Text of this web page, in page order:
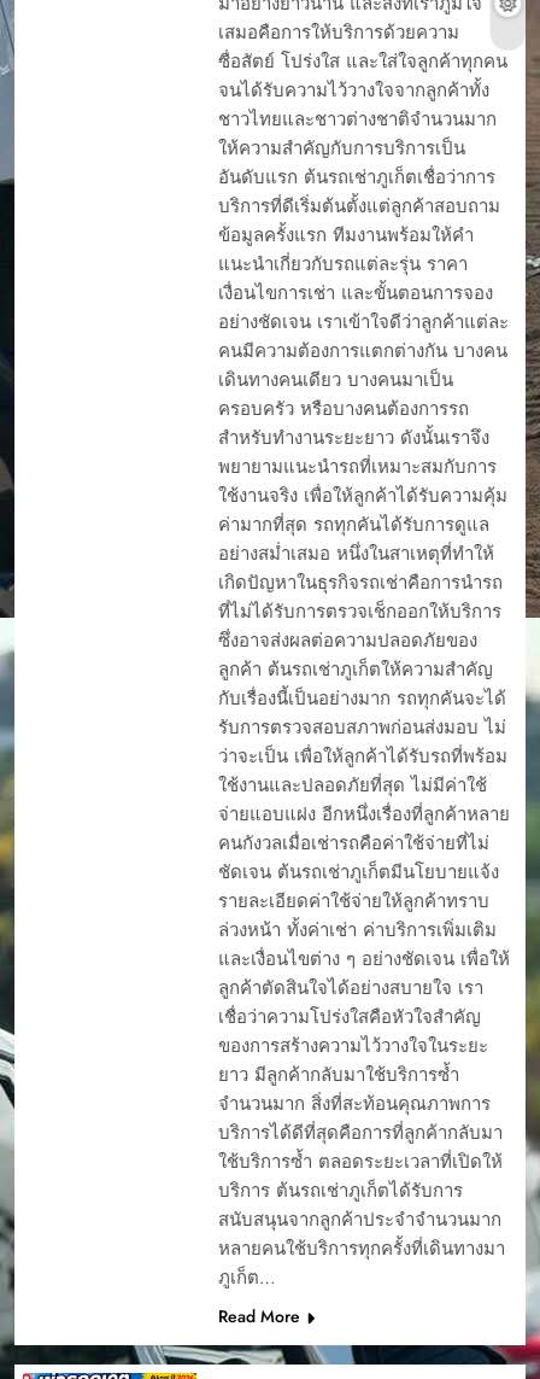
เสมอคือการให้บริการด้วยความ
ซื่อสัตย์ โปร่งใส และใส่ใจลูกค้าทุกคน
จนได้รับความไว้วางใจจากลูกค้าทั้ง
ชาวไทยและชาวต่างชาติจำนวนมาก
ให้ความสำคัญกับการบริการเป็น
อันดับแรก ต้นรถเช่าภูเก็ตเชื่อว่าการ
บริการที่ดีเริ่มต้นตั้งแต่ลูกค้าสอบถาม
ข้อมูลครั้งแรก ทีมงานพร้อมให้คำ
แนะนำเกี่ยวกับรถแต่ละรุ่น ราคา
เงื่อนไขการเช่า และขั้นตอนการจอง
อย่างชัดเจน เราเข้าใจดีว่าลูกค้าแต่ละ
คนมีความต้องการแตกต่างกัน บางคน
เดินทางคนเดียว บางคนมาเป็น
ครอบครัว หรือบางคนต้องการรถ
สำหรับทำงานระยะยาว ดังนั้นเราจึง
พยายามแนะนำรถที่เหมาะสมกับการ
ใช้งานจริง เพื่อให้ลูกค้าได้รับความคุ้ม
ค่ามากที่สุด รถทุกคันได้รับการดูแล
อย่างสม่ำเสมอ หนึ่งในสาเหตุที่ทำให้
เกิดปัญหาในธุรกิจรถเช่าคือการนำรถ
ที่ไม่ได้รับการตรวจเช็กออกให้บริการ
ซึ่งอาจส่งผลต่อความปลอดภัยของ
ลูกค้า ต้นรถเช่าภูเก็ตให้ความสำคัญ
กับเรื่องนี้เป็นอย่างมาก รถทุกคันจะได้
รับการตรวจสอบสภาพก่อนส่งมอบ ไม่
ว่าจะเป็น เพื่อให้ลูกค้าได้รับรถที่พร้อม
ใช้งานและปลอดภัยที่สุด ไม่มีค่าใช้
จ่ายแอบแฝง อีกหนึ่งเรื่องที่ลูกค้าหลาย
คนกังวลเมื่อเช่ารถคือค่าใช้จ่ายที่ไม่
ชัดเจน ต้นรถเช่าภูเก็ตมีนโยบายแจ้ง
รายละเอียดค่าใช้จ่ายให้ลูกค้าทราบ
ล่วงหน้า ทั้งค่าเช่า ค่าบริการเพิ่มเติม
และเงื่อนไขต่าง ๆ อย่างชัดเจน เพื่อให้
ลูกค้าตัดสินใจได้อย่างสบายใจ เรา
เชื่อว่าความโปร่งใสคือหัวใจสำคัญ
ของการสร้างความไว้วางใจในระยะ
ยาว มีลูกค้ากลับมาใช้บริการซ้ำ
จำนวนมาก สิ่งที่สะท้อนคุณภาพการ
บริการได้ดีที่สุดคือการที่ลูกค้ากลับมา
ใช้บริการซ้ำ ตลอดระยะเวลาที่เปิดให้
บริการ ต้นรถเช่าภูเก็ตได้รับการ
สนับสนุนจากลูกค้าประจำจำนวนมาก
หลายคนใช้บริการทุกครั้งที่เดินทางมา
ภูเก็ต…
Read More